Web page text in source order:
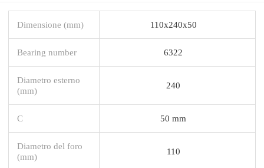
Dimensione (mm) 110x240x50
Bearing number 6322
Diametro esterno
(mm)
240
C 50 mm
Diametro del foro
(mm)
110